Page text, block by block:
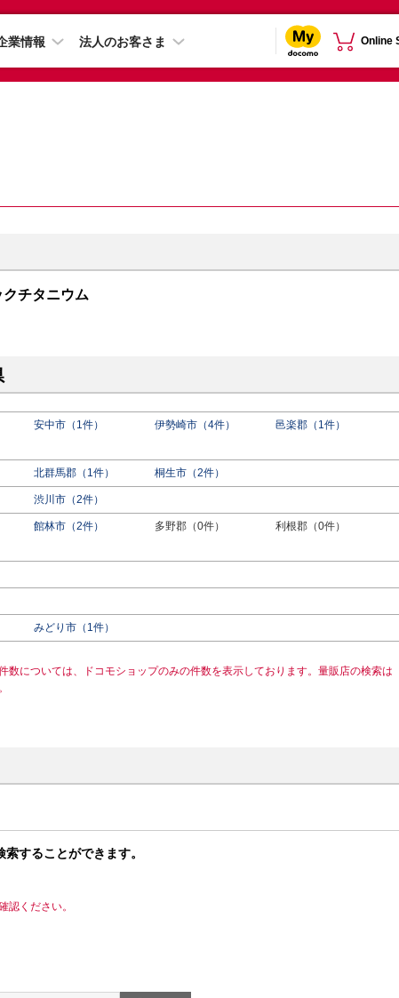
業情報 法人のお客さま Online
チタニウム
安中市（1件） 伊勢崎市（4件）
邑楽郡（1件）
北群馬郡（1件） 桐生市（2件）
渋川市（2件）
館林市（2件） 多野郡（0件）
利根郡（0件）
みどり市（1件）
数については、ドコモショップのみの件数を表示しております。量販店の検索は
することができます。
認ください。